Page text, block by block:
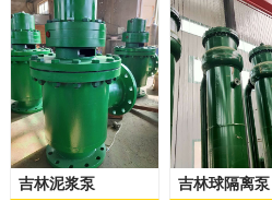
吉林泥浆泵 吉林球隔离泵